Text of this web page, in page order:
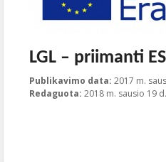
LGL – priimanti
Publikavimo data: 2017 m.
Redaguota: 2018 m. sausio 19